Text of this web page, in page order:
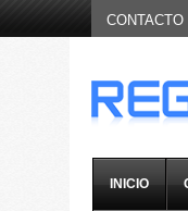
INICIO